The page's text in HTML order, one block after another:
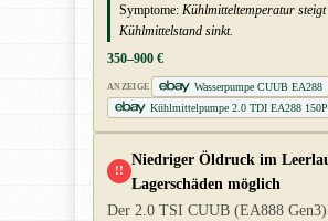
Symptome: Kühlmitteltemperatur
Kühlmittelstand sinkt.
350–900 €
ANZEIGE
Wasserpumpe CUUB EA288
Kühlmittelpumpe 2.0 TDI EA288
!!
Niedriger Öldruck im
Lagerschäden möglich
Der 2.0 TSI CUUB (EA888